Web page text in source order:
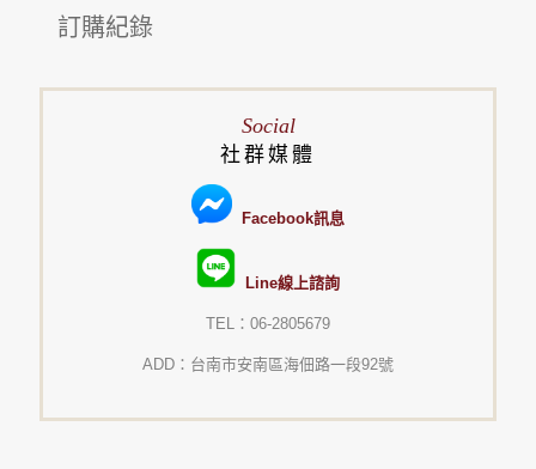
訂購紀錄
Social
社群媒體
Facebook訊息
Line線上諮詢
TEL：06-2805679
ADD：台南市安南區海佃路一段92號